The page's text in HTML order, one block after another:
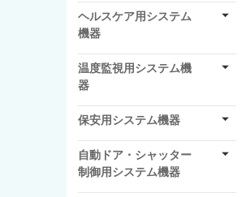
ヘルスケア用システム
機器
温度監視用システム機
器
保安用システム機器
自動ドア・シャッター
制御用システム機器